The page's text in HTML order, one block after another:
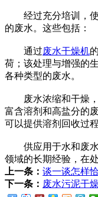
经过充分培训，使
的废水。这些包括：
通过废水干燥机
荷；该处理与增强的
各种类型的废水。
废水浓缩和干燥，
富含溶剂和高盐分的
可以提供溶剂回收过程
供应用于水和废水
领域的长期经验，在
上一条： 谈一谈怎样
下一条： 废水污泥干